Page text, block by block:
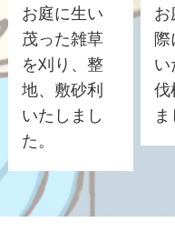
お庭に生い
茂った雑草
を刈り、整
地、敷砂利
いたしまし
た。
際
い
伐
ま